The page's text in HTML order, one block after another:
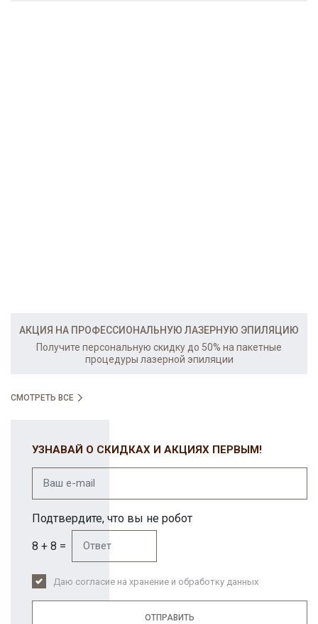
АКЦИЯ НА ПРОФЕССИОНАЛЬНУЮ ЛАЗЕРНУЮ ЭПИЛЯЦИЮ
Получите персональную скидку до 50% на пакетные
процедуры лазерной эпиляции
СМОТРЕТЬ ВСЕ
УЗНАВАЙ О СКИДКАХ И АКЦИЯХ ПЕРВЫМ!
Подтвердите, что вы не робот
8 + 8 =
Даю согласие на хранение и обработку данных
ОТПРАВИТЬ